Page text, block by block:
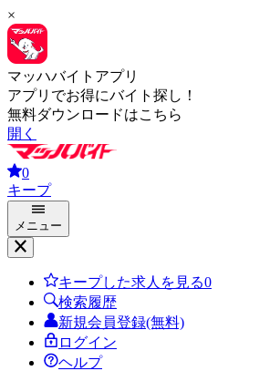
×
マッハバイトアプリ
アプリでお得にバイト探し！
無料ダウンロードはこちら
開く
0
キープ
メニュー
キープした求人を見る0
検索履歴
新規会員登録(無料)
ログイン
ヘルプ